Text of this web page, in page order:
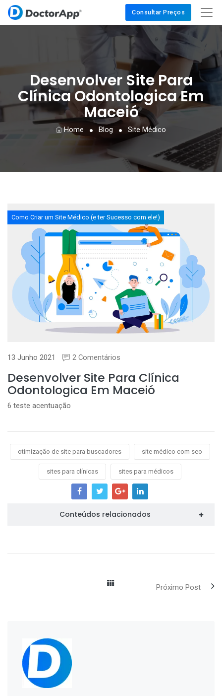
Consultar Preços
Desenvolver Site Para
Clínica Odontologica Em
Maceió
Home Blog Site Médico
Como Criar um Site Médico (e ter Sucesso com ele!)
13 Junho 2021 2 Comentários
Desenvolver Site Para Clínica
Odontologica Em Maceió
6 teste acentuação
otimização de site para buscadores site médico com seo
sites para clínicas sites para médicos
Conteúdos relacionados
Próximo Post